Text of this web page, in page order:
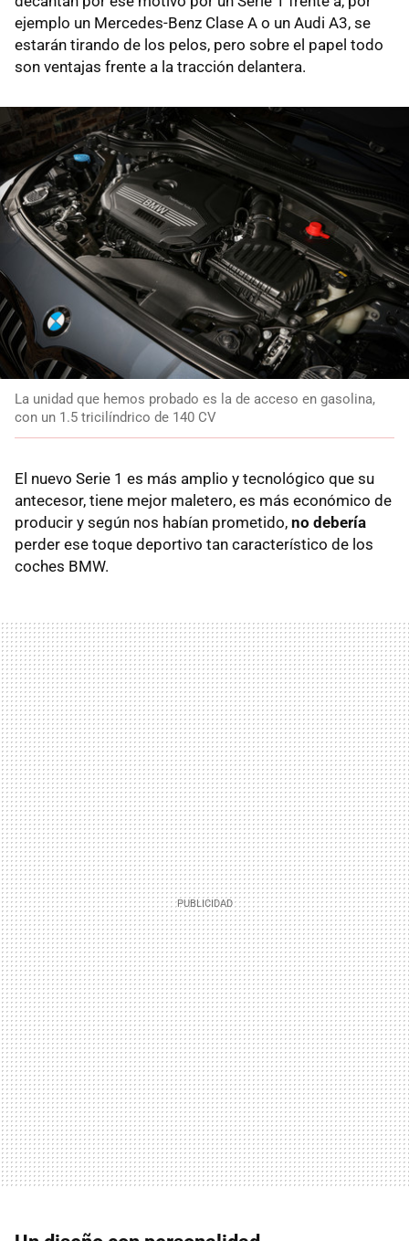
ejemplo un Mercedes-Benz Clase A o un Audi A3, se
estarán tirando de los pelos, pero sobre el papel todo
son ventajas frente a la tracción delantera.
La unidad que hemos probado es la de acceso en gasolina,
con un 1.5 tricilíndrico de 140 CV
El nuevo Serie 1 es más amplio y tecnológico que su
antecesor, tiene mejor maletero, es más económico de
producir y según nos habían prometido, no debería
perder ese toque deportivo tan característico de los
coches BMW.